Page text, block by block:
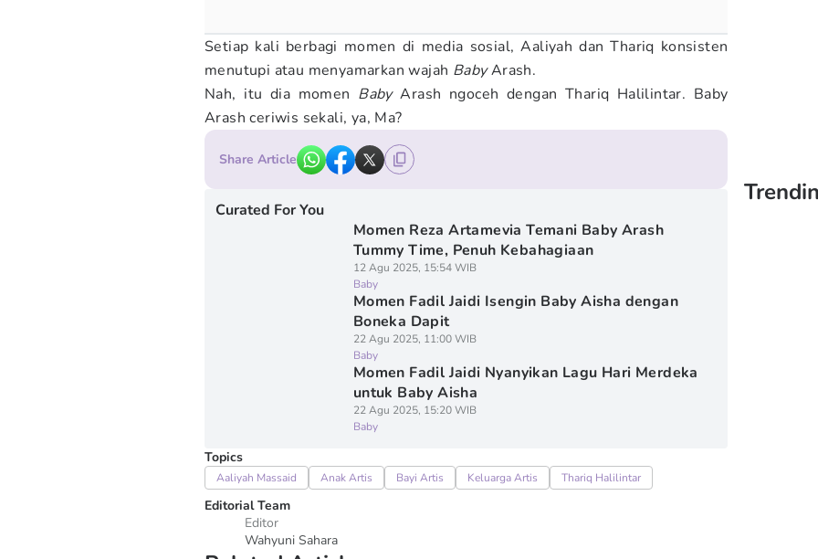
Setiap kali berbagi momen di media sosial, Aaliyah dan Thariq konsisten
menutupi atau menyamarkan wajah BabyArash.
Nah, itu dia momen BabyArash ngoceh dengan Thariq Halilintar. Baby
Arash ceriwis sekali, ya, Ma?
Share Article
Curated For You
Momen Reza Artamevia Temani Baby Arash
Tummy Time, Penuh Kebahagiaan
12 Agu 2025, 15:54 WIB
Baby
Momen Fadil Jaidi Isengin Baby Aisha dengan
Boneka Dapit
22 Agu 2025, 11:00 WIB
Baby
Momen Fadil Jaidi Nyanyikan Lagu Hari Merdeka
untuk Baby Aisha
22 Agu 2025, 15:20 WIB
Baby
Topics
Aaliyah Massaid Anak Artis Bayi Artis Keluarga Artis Thariq Halilintar
Editorial Team
Editor
Wahyuni Sahara